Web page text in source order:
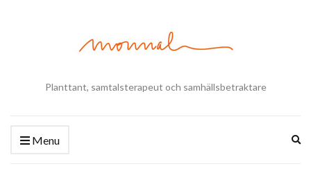
Planttant, samtalsterapeut och samhällsbetraktare
Menu